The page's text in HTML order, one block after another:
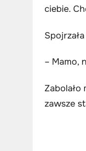
ciebie.
– Mamo,
Zabolało
zawsze